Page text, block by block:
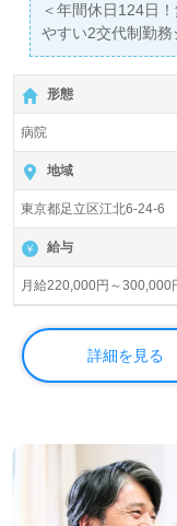
＜年間休日124日
やすい2交代制勤
度向上に積極的な
220,000円～
5分。
総病床数138床（
床）『東京北部病
東京都足立区）様
来を持つ病院を展
◎幅広い年代層の
One！』のチーム
を目指す病院様！
看護助手や介護職
職を目指される方
は問いません。手
い、介護知識や技
ンジを実現したい
の方も大歓迎です
ご案内します。お
形態
病院
地域
東京都足立区江北6-24-6
給与
月給220,000円～300,000
詳細を見る